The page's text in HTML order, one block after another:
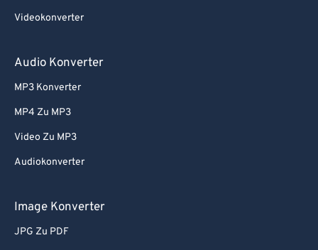
Videokonverter
Audio Konverter
MP3 Konverter
MP4 Zu MP3
Video Zu MP3
Audiokonverter
Image Konverter
JPG Zu PDF